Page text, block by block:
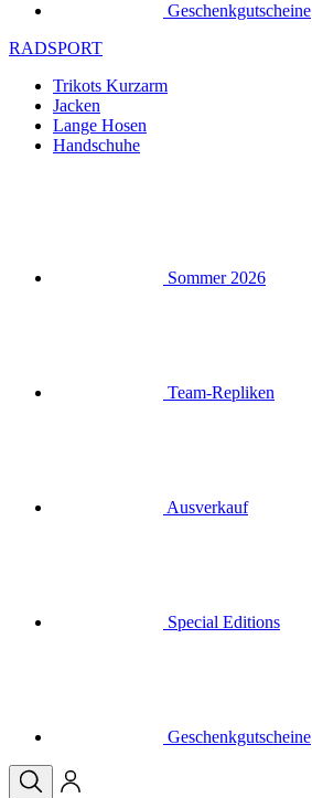
Geschenkgutscheine
RADSPORT
Trikots Kurzarm
Jacken
Lange Hosen
Handschuhe
Sommer 2026
Team-Repliken
Ausverkauf
Special Editions
Geschenkgutscheine